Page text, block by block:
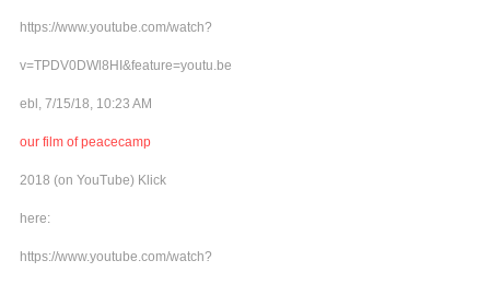
https://www.youtube.com/watch?
v=TPDV0DWl8HI&feature=youtu.be
ebl, 7/15/18, 10:23 AM
our film of peacecamp
2018 (on YouTube) Klick
here:
https://www.youtube.com/watch?